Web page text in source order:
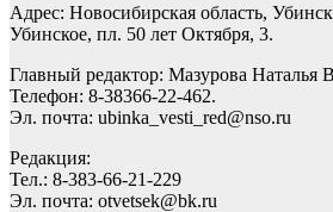
Адрес: Новосибирская область,
Убинское, пл. 50 лет Октября, 3.
Главный редактор: Мазурова Наталья
Телефон: 8-38366-22-462.
Эл. почта: ubinka_vesti_red@nso.ru
Редакция:
Тел.: 8-383-66-21-229
Эл. почта: otvetsek@bk.ru